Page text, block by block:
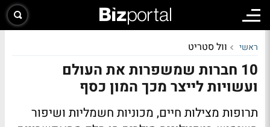
ראשי וול סטריט
10 חברות שמשפרות את העולם
ועשויות לייצר מכך המון כסף
תרופות מצילות חיים, מכוניות חשמליות ושיפור